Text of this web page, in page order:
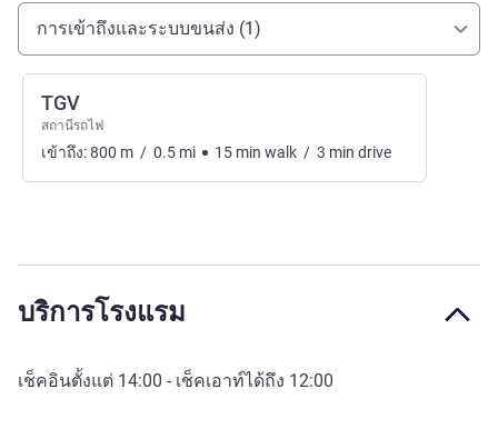
การเข้าถึงและการเดินทาง
การเข้าถึงและระบบขนส่ง (1)
TGV
สถานีรถไฟ
เข้าถึง:800 m / 0.5 mi 15 min walk / 3 min drive
บริการโรงแรม
เช็คอินตั้งแต่ 14:00 - เช็คเอาท์ได้ถึง 12:00